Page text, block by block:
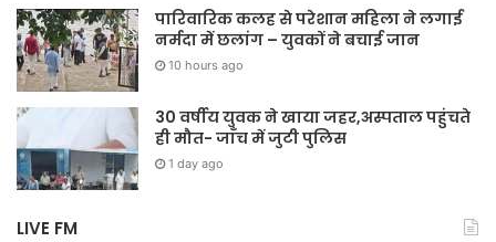
पारिवारिक कलह से परेशान महिला ने लगाई
नर्मदा में छलांग – युवकों ने बचाई जान
10 hours ago
30 वर्षीय युवक ने खाया जहर,अस्पताल पहुंचते
ही मौत- जाँच में जुटी पुलिस
1 day ago
LIVE FM